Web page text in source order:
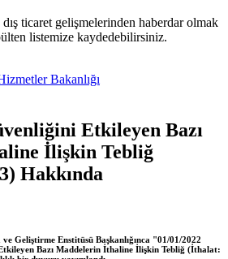
ticaret gelişmelerinden haberdar olmak
listemize kaydedebilirsiniz.
Bakanlığı
Etkileyen Bazı
İlişkin Tebliğ
Hakkında
ve Geliştirme Enstitüsü Başkanlığınca "01/01/2022
Bazı Maddelerin İthaline İlişkin Tebliğ (İthalat: